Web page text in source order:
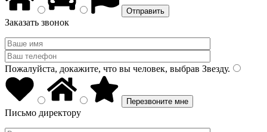
Заказать звонок
Пожалуйста, докажите, что вы человек, выбрав Звезду.
Письмо директору